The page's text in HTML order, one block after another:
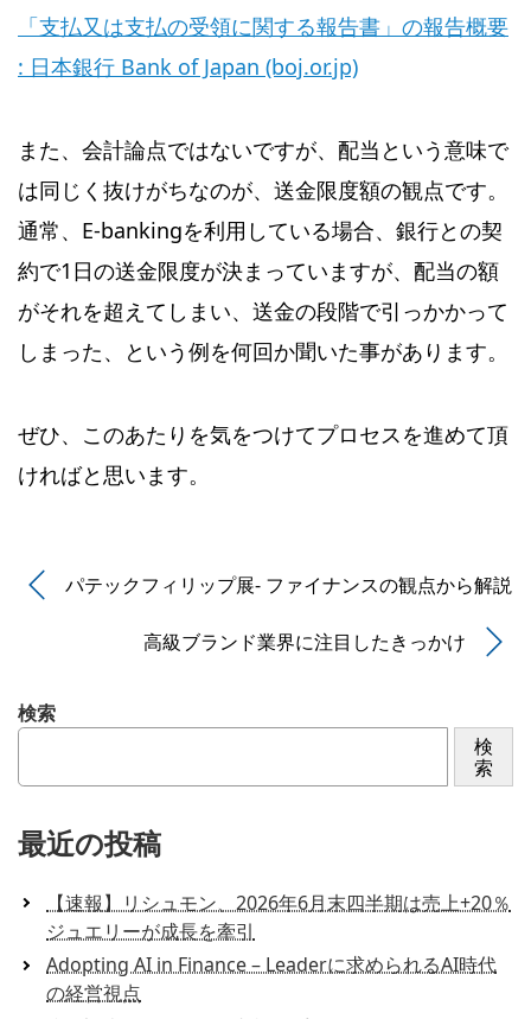
「支払又は支払の受領に関する報告書」の報告概要
: 日本銀行 Bank of Japan (boj.or.jp)
また、会計論点ではないですが、配当という意味で
は同じく抜けがちなのが、送金限度額の観点です。
通常、E-bankingを利用している場合、銀行との契
約で1日の送金限度が決まっていますが、配当の額
がそれを超えてしまい、送金の段階で引っかかって
しまった、という例を何回か聞いた事があります。
ぜひ、このあたりを気をつけてプロセスを進めて頂
ければと思います。
パテックフィリップ展- ファイナンスの観点から解説
高級ブランド業界に注目したきっかけ
検索
検
索
最近の投稿
【速報】リシュモン、2026年6月末四半期は売上+20％
ジュエリーが成長を牽引
Adopting AI in Finance – Leaderに求められるAI時代
の経営視点